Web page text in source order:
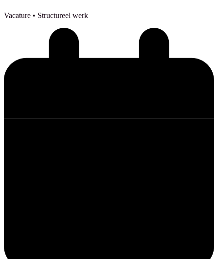
Vacature • Structureel werk